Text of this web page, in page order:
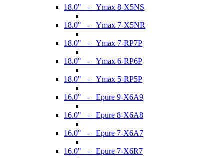
18.0" - Ymax 8-X5NS
18.0" - Ymax 7-X5NR
18.0" - Ymax 7-RP7P
18.0" - Ymax 6-RP6P
18.0" - Ymax 5-RP5P
16.0" - Epure 9-X6A9
16.0" - Epure 8-X6A8
16.0" - Epure 7-X6A7
16.0" - Epure 7-X6R7